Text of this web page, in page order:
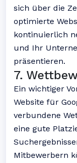
sich über die
optimierte
kontinuierlich
und Ihr
präsentieren.
7.
Ein wichtiger
Website für
verbundene
eine gute
Mitbewerbern